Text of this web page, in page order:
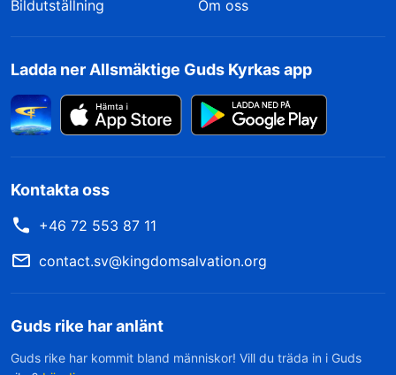
Bildutställning
Om oss
Ladda ner Allsmäktige Guds Kyrkas app
Kontakta oss
+46 72 553 87 11
contact.sv@kingdomsalvation.org
Guds rike har anlänt
Guds rike har kommit bland människor! Vill du träda in i Guds